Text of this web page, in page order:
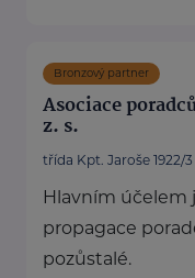
Bronzový partner
Asociace
z. s.
třída Kpt. Jaroše 1922/3
Hlavním účelem
propagace
pozůstalé.